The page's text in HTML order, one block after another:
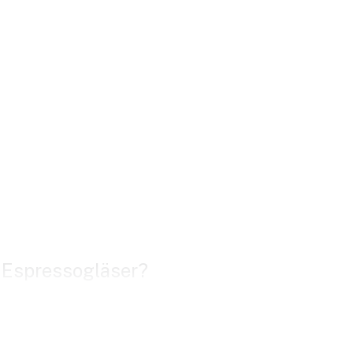
Bilderbuch in Becher, Tassen oder